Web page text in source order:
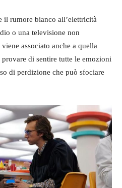
il rumore bianco all’elettricità
o una televisione non
associato anche a quella
di sentire tutte le emozioni
di perdizione che può sfociare